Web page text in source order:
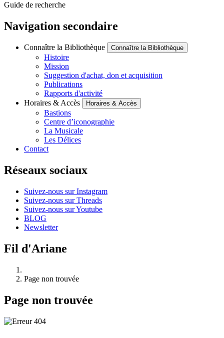
Guide de recherche
Navigation secondaire
Connaître la Bibliothèque Connaître la Bibliothèque
Histoire
Mission
Suggestion d'achat, don et acquisition
Publications
Rapports d'activité
Horaires & Accès
Horaires & Accès
Bastions
Centre d’iconographie
La Musicale
Les Délices
Contact
Réseaux sociaux
Suivez-nous sur Instagram
Suivez-nous sur Threads
Suivez-nous sur Youtube
BLOG
Newsletter
Fil d'Ariane
Page non trouvée
Page non trouvée